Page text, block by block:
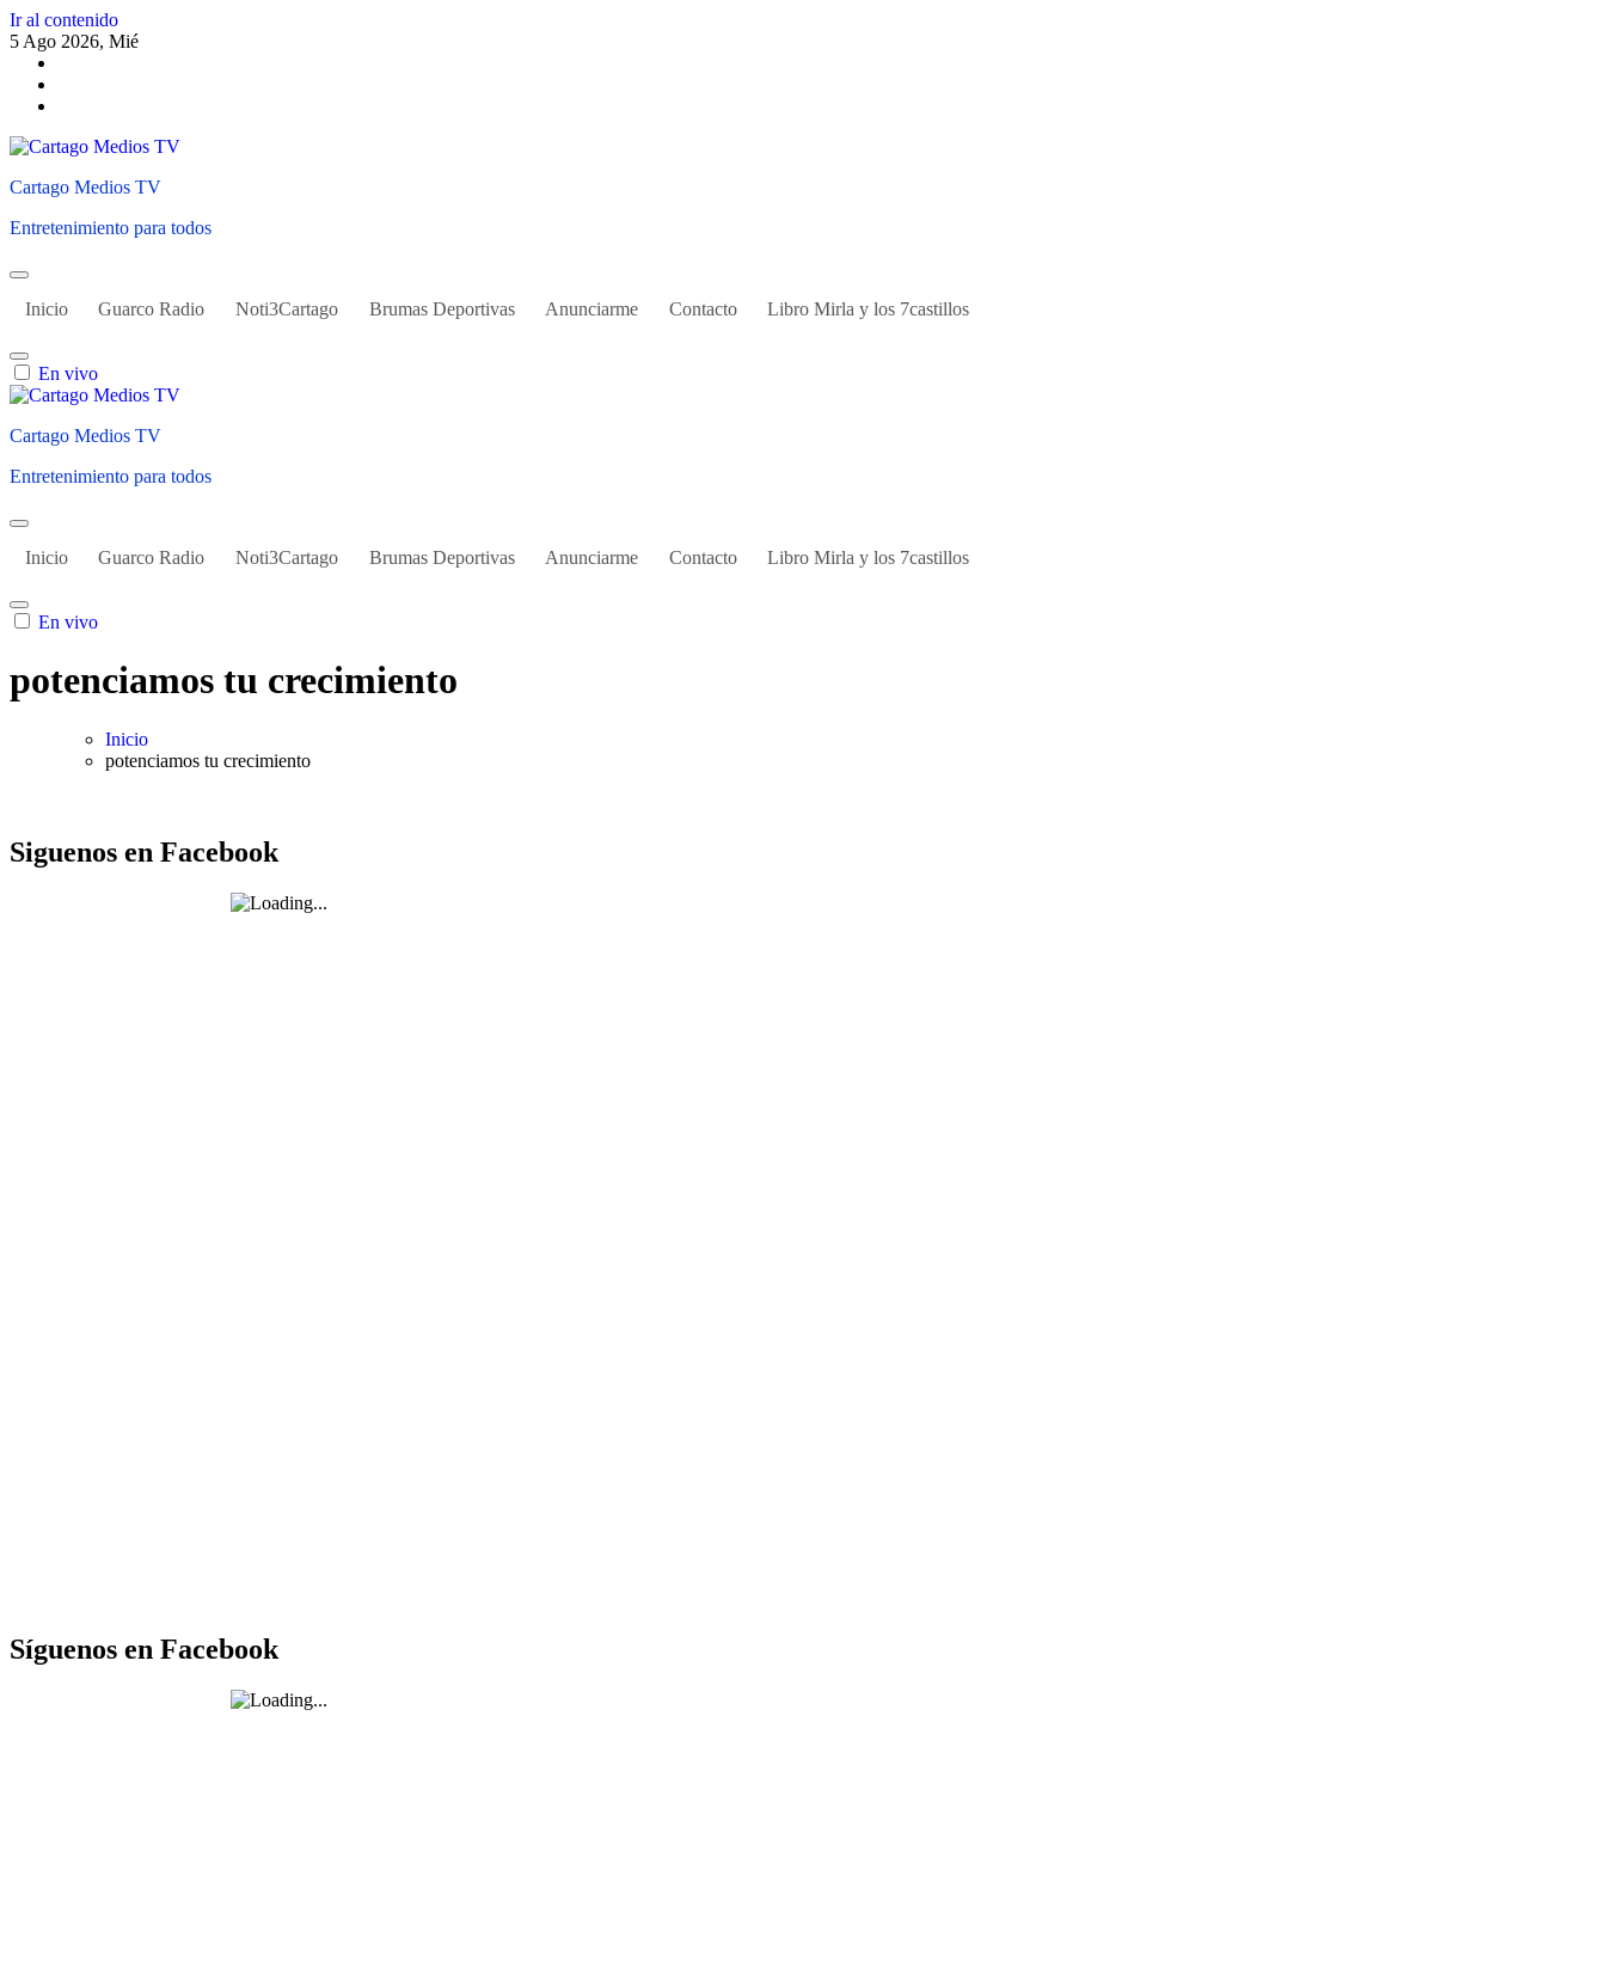
Ir al contenido
5 Ago 2026, Mié
Cartago Medios TV
Entretenimiento para todos
Inicio Guarco Radio Noti3Cartago Brumas Deportivas Anunciarme Contacto Libro Mirla y los 7castillos
En vivo
Cartago Medios TV
Entretenimiento para todos
Inicio Guarco Radio Noti3Cartago Brumas Deportivas Anunciarme Contacto Libro Mirla y los 7castillos
En vivo
potenciamos tu crecimiento
Inicio
potenciamos tu crecimiento
Siguenos en Facebook
Síguenos en Facebook